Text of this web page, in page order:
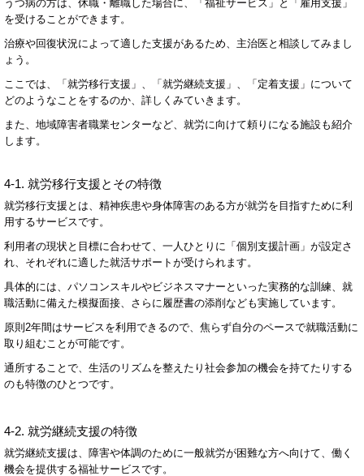
うつ病の方は、休職・離職した場合に、「福祉サービス」と「雇用支援」
を受けることができます。
治療や回復状況によって適した支援があるため、主治医と相談してみまし
ょう。
ここでは、「就労移行支援」、「就労継続支援」、「定着支援」について
どのようなことをするのか、詳しくみていきます。
また、地域障害者職業センターなど、就労に向けて頼りになる施設も紹介
します。
4-1. 就労移行支援とその特徴
就労移行支援とは、精神疾患や身体障害のある方が就労を目指すために利
用するサービスです。
利用者の現状と目標に合わせて、一人ひとりに「個別支援計画」が設定さ
れ、それぞれに適した就活サポートが受けられます。
具体的には、パソコンスキルやビジネスマナーといった実務的な訓練、就
職活動に備えた模擬面接、さらに履歴書の添削なども実施しています。
原則 2年間はサービスを利用できるので、焦らず自分のペースで就職活動に
取り組むことが可能です。
通所することで、生活のリズムを整えたり社会参加の機会を持てたりする
のも特徴のひとつです。
4-2. 就労継続支援の特徴
就労継続支援は、障害や体調のために一般就労が困難な方へ向けて、働く
機会を提供する福祉サービスです。